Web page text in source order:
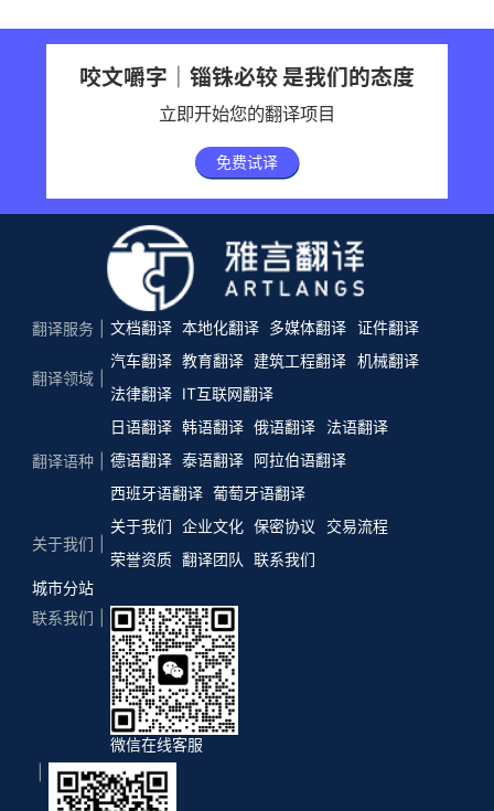
咬文嚼字｜锱铢必较 是我们的态度
立即开始您的翻译项目
免费试译
翻译服务 文档翻译 本地化翻译 多媒体翻译 证件翻译
翻译领域
汽车翻译 教育翻译 建筑工程翻译 机械翻译
法律翻译
IT互联网翻译
翻译语种
日语翻译 韩语翻译 俄语翻译
法语翻译
德语翻译 泰语翻译 阿拉伯语翻译
西班牙语翻译 葡萄牙语翻译
关于我们
关于我们 企业文化 保密协议
交易流程
荣誉资质 翻译团队
联系我们
城市分站
联系我们
微信在线客服